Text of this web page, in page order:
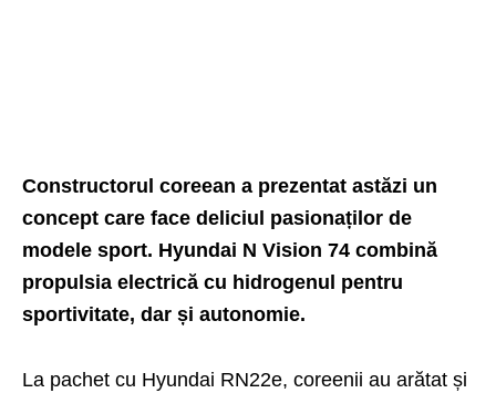
Constructorul coreean a prezentat astăzi un
concept care face deliciul pasionaților de
modele sport. Hyundai N Vision 74 combină
propulsia electrică cu hidrogenul pentru
sportivitate, dar și autonomie.
La pachet cu Hyundai RN22e, coreenii au arătat și